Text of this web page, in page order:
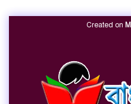
Created on